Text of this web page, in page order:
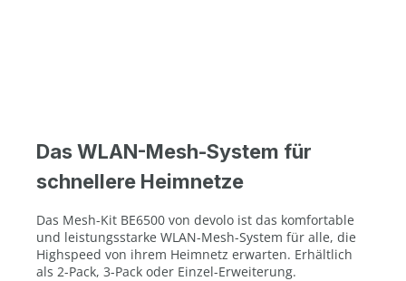
Das WLAN-Mesh-System für
schnellere Heimnetze
Das Mesh-Kit BE6500 von devolo ist das komfortable
und leistungsstarke WLAN-Mesh-System für alle, die
Highspeed von ihrem Heimnetz erwarten. Erhältlich
als 2-Pack, 3-Pack oder Einzel-Erweiterung.